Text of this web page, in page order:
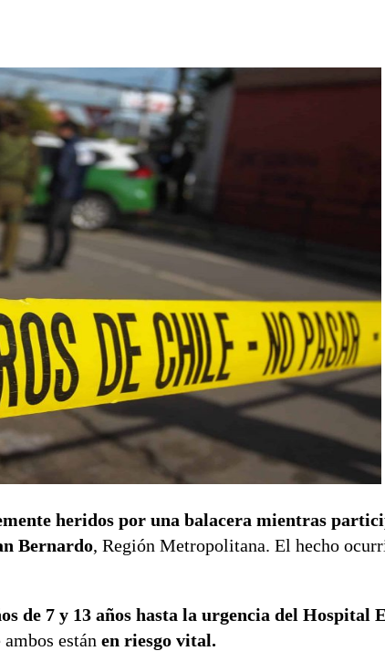
heridos por una balacera mientras
Bernardo, Región Metropolitana. El hecho
de 7 y 13 años hasta la urgencia del Hospital
están en riesgo vital.